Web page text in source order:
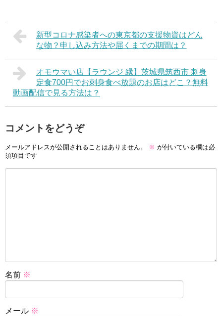
新型コロナ感染者への東京都の支援物資はどん
な物？申し込み方法や届くまでの期間は？
オモウマい店【ラウンジ 縁】茨城県筑西市 刺身
定食700円でお刺身食べ放題のお店はどこ？無料
動画配信で見る方法は？
コメントをどうぞ
メールアドレスが公開されることはありません。 ※ が付いている欄は必
須項目です
名前 ※
メール ※